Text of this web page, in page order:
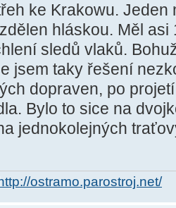
ke Krakowu.
hláskou. Měl asi
sledů vlaků.
jsem taky řešení
dopraven, po
Bylo to sice na
jednokolejných
ostramo.parostroj.net/